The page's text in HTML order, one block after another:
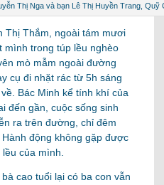
Thị Nga và bạn Lê Thị Huyền Trang, Quỹ
Thị Thắm, ngoài tám mươi
mình trong túp lều nghèo
mò mẫm ngoài đường
cụ đi nhặt rác từ 5h sáng
Bác Minh kể tính khí của
đến gần, cuộc sống sinh
ra trên đường, chỉ đêm
động không gặp được
của mình.
cao tuổi lại có ba con vẫn